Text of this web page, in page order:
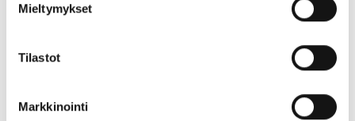
Mieltymykset
Tilastot
Markkinointi
Sijat 1-5: tuotepalkinto